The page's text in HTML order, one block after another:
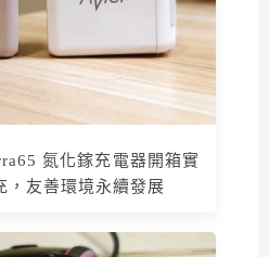
氮化鎵充電器開箱實
，友善環境永續發展